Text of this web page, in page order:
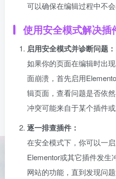
可以确保在编辑过程中不会
使用安全模式解决插
启用安全模式并诊断问题：
如果你的页面在编辑时出
面崩溃，首先启用
辑页面，查看问题是否依
冲突可能来自于某个插件或
逐一排查插件：
在安全模式下，你可以一
Elementor或其它插件发生
网站的功能，直到发现问题